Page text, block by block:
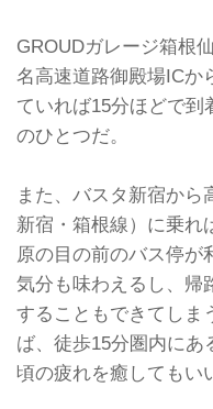
GROUDガレージ箱根
名高速道路御殿場ICか
ていれば15分ほどで到
のひとつだ。
また、バスタ新宿から
新宿・箱根線）に乗れ
原の目の前のバス停が
気分も味わえるし、帰
することもできてしま
ば、徒歩15分圏内にあ
頃の疲れを癒してもい